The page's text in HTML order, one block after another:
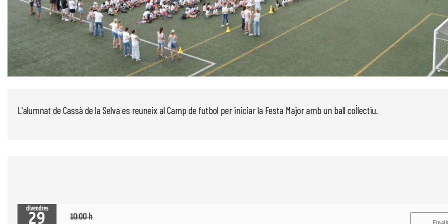
L'alumnat de Cassà de la Selva es reuneix al Camp de futbol per iniciar la Festa Major amb un ball col·lectiu.
divendres
29 10:00 h